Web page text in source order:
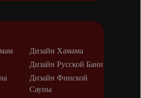
Дизайн Хамама
Дизайн Русской Бани
Дизайн Финской
Сауны